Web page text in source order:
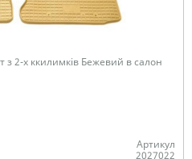
з 2-х ккилимків Бежевий в салон
Артикул
2027022